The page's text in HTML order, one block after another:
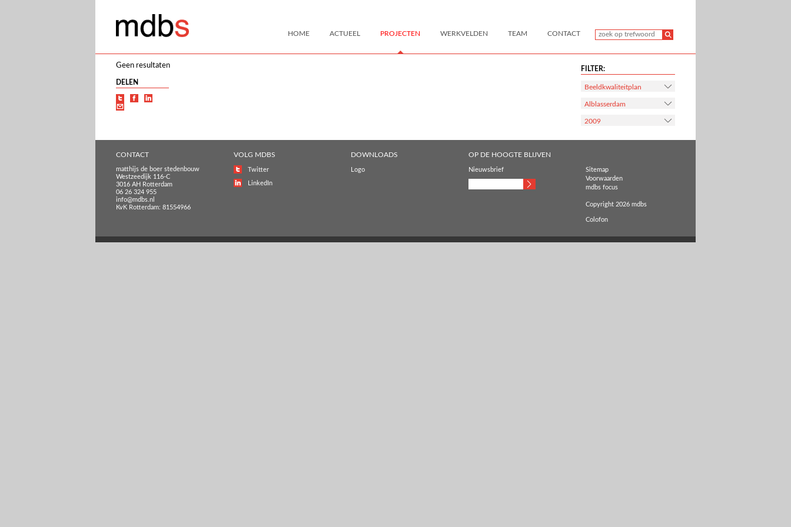
HOME ACTUEEL PROJECTEN WERKVELDEN TEAM CONTACT
Geen resultaten
DELEN
FILTER:
Beeldkwaliteitplan
Alblasserdam
2009
CONTACT
matthijs de boer stedenbouw
Westzeedijk 116-C
3016 AH Rotterdam
06 26 324 955
info@mdbs.nl
KvK Rotterdam: 81554966
VOLG MDBS
Twitter
LinkedIn
DOWNLOADS
Logo
OP DE HOOGTE BLIJVEN
Nieuwsbrief
Sitemap
Voorwaarden
mdbs focus
Copyright 2026 mdbs
Colofon